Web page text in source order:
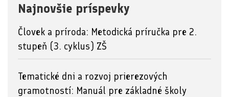
Najnovšie príspevky
Človek a príroda: Metodická príručka pre 2.
stupeň (3. cyklus) ZŠ
Tematické dni a rozvoj prierezových
gramotností: Manuál pre základné školy